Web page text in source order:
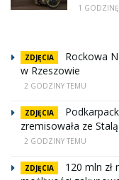
1
ZDJĘCIA
Rockowa
w Rzeszowie
2 GODZINY TEMU
ZDJĘCIA
zremisowała ze
2 GODZINY TEMU
ZDJĘCIA
120 mln zł